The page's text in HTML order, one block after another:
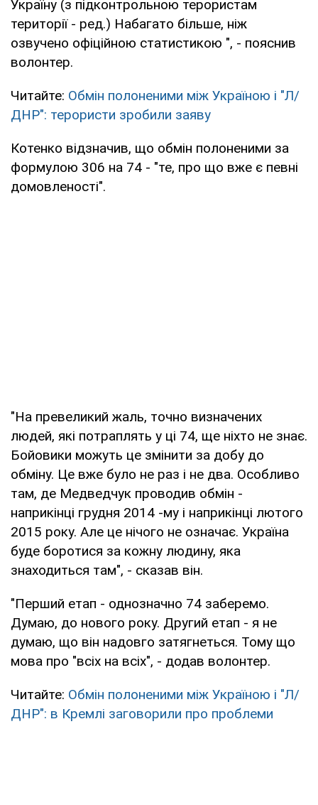
Україну (з підконтрольною терористам
території - ред.) Набагато більше, ніж
озвучено офіційною статистикою ", - пояснив
волонтер.
Читайте: Обмін полоненими між Україною і "Л/
ДНР": терористи зробили заяву
Котенко відзначив, що обмін полоненими за
формулою 306 на 74 - "те, про що вже є певні
домовленості".
"На превеликий жаль, точно визначених
людей, які потраплять у ці 74, ще ніхто не знає.
Бойовики можуть це змінити за добу до
обміну. ​​Це вже було не раз і не два. Особливо
там, де Медведчук проводив обмін -
наприкінці грудня 2014 -му і наприкінці лютого
2015 року. Але це нічого не означає. Україна
буде боротися за кожну людину, яка
знаходиться там", - сказав він.
"Перший етап - однозначно 74 заберемо.
Думаю, до нового року. Другий етап - я не
думаю, що він надовго затягнеться. Тому що
мова про "всіх на всіх", - додав волонтер.
Читайте: Обмін полоненими між Україною і "Л/
ДНР": в Кремлі заговорили про проблеми